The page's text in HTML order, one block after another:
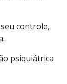
controle,
psiquiátrica